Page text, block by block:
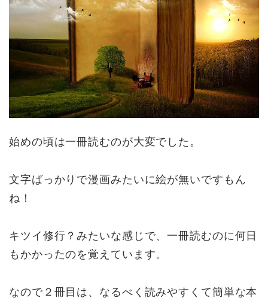
始めの頃は一冊読むのが大変でした。
文字ばっかりで漫画みたいに絵が無いですもん
ね！
キツイ修行？みたいな感じで、一冊読むのに何日
もかかったのを覚えています。
なので２冊目は、なるべく読みやすくて簡単な本